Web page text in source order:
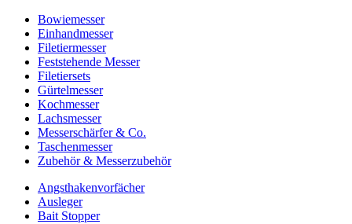
Bowiemesser
Einhandmesser
Filetiermesser
Feststehende Messer
Filetiersets
Gürtelmesser
Kochmesser
Lachsmesser
Messerschärfer & Co.
Taschenmesser
Zubehör & Messerzubehör
Angsthakenvorfächer
Ausleger
Bait Stopper